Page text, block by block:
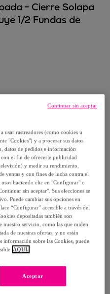
- Cierre Solapa
1/2 Fundas de
13/08
usar rastreadores (como cookies u
"Cookies") y a procesar sus datos
datos de pedidos e información
el fin de ofrecerle publicidad
y medir su rendimiento,
ventas y con fines de lucha contra el
usos haciendo clic en "Configurar" o
sin aceptar". Sus elecciones se
Puede cambiar sus opciones en
“Configurar” accesible a través del
depositadas también son
nuestro servicio, como las que miden
de nuestras ofertas, y no están
información sobre las Cookies, puede
AQUÍ.
Aceptar
Continuar sin aceptar